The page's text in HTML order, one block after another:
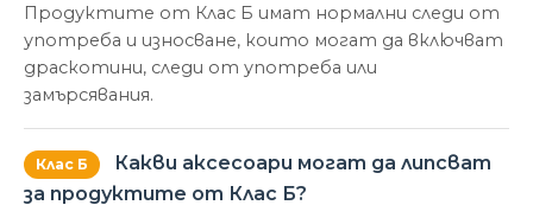
Продуктите от Клас Б имат нормални следи от
употреба и износване, които могат да включват
драскотини, следи от употреба или
замърсявания.
Клас Б
Какви аксесоари могат да липсват
за продуктите от Клас Б?